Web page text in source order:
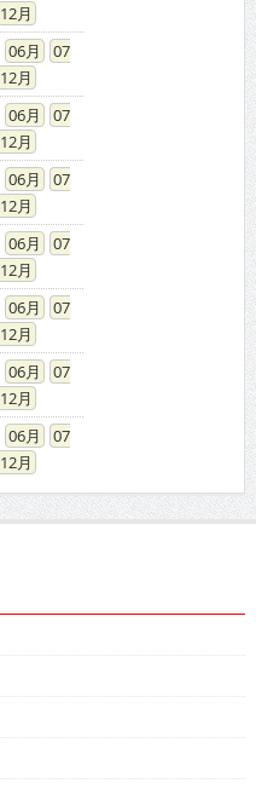
12
06
07
12
06
07
12
06
07
12
06
07
12
06
07
12
06
07
12
06
07
12